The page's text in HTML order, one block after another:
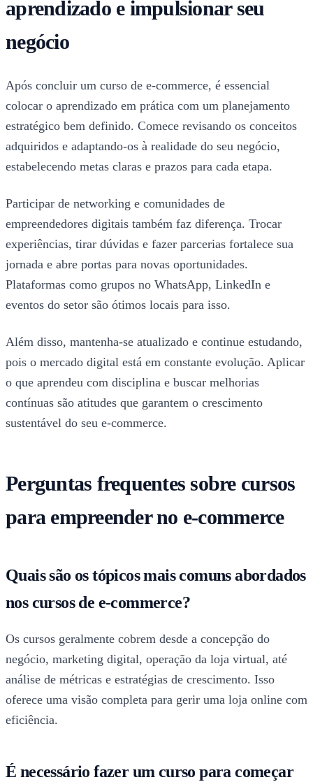
aprendizado e impulsionar seu
negócio
Após concluir um curso de e-commerce, é essencial
colocar o aprendizado em prática com um planejamento
estratégico bem definido. Comece revisando os conceitos
adquiridos e adaptando-os à realidade do seu negócio,
estabelecendo metas claras e prazos para cada etapa.
Participar de networking e comunidades de
empreendedores digitais também faz diferença. Trocar
experiências, tirar dúvidas e fazer parcerias fortalece sua
jornada e abre portas para novas oportunidades.
Plataformas como grupos no WhatsApp, LinkedIn e
eventos do setor são ótimos locais para isso.
Além disso, mantenha-se atualizado e continue estudando,
pois o mercado digital está em constante evolução. Aplicar
o que aprendeu com disciplina e buscar melhorias
contínuas são atitudes que garantem o crescimento
sustentável do seu e-commerce.
Perguntas frequentes sobre cursos
para empreender no e-commerce
Quais são os tópicos mais comuns abordados
nos cursos de e-commerce?
Os cursos geralmente cobrem desde a concepção do
negócio, marketing digital, operação da loja virtual, até
análise de métricas e estratégias de crescimento. Isso
oferece uma visão completa para gerir uma loja online com
eficiência.
É necessário fazer um curso para começar